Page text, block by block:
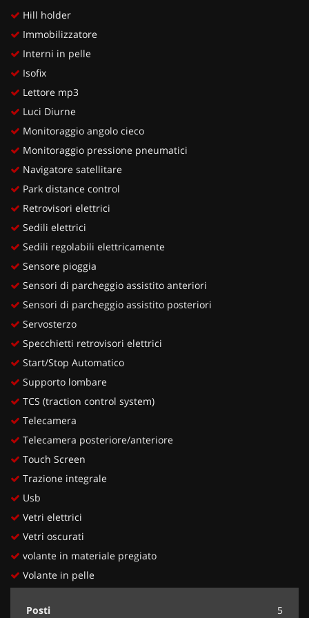
Hill holder
Immobilizzatore
Interni in pelle
Isofix
Lettore mp3
Luci Diurne
Monitoraggio angolo cieco
Monitoraggio pressione pneumatici
Navigatore satellitare
Park distance control
Retrovisori elettrici
Sedili elettrici
Sedili regolabili elettricamente
Sensore pioggia
Sensori di parcheggio assistito anteriori
Sensori di parcheggio assistito posteriori
Servosterzo
Specchietti retrovisori elettrici
Start/Stop Automatico
Supporto lombare
TCS (traction control system)
Telecamera
Telecamera posteriore/anteriore
Touch Screen
Trazione integrale
Usb
Vetri elettrici
Vetri oscurati
volante in materiale pregiato
Volante in pelle
Posti
5